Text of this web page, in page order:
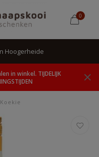
0
Hoogerheide
in winkel. TIJDELIJK